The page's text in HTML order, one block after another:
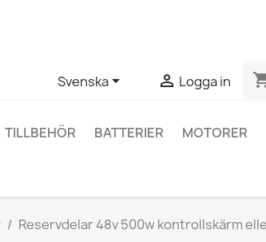
Svenska  Logga in
TILLBEHÖR BATTERIER MOTORER
Reservdelar 48v 500w kontrollskärm